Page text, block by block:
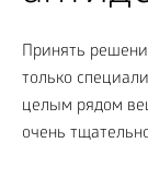
Принять
только
целым рядом
очень